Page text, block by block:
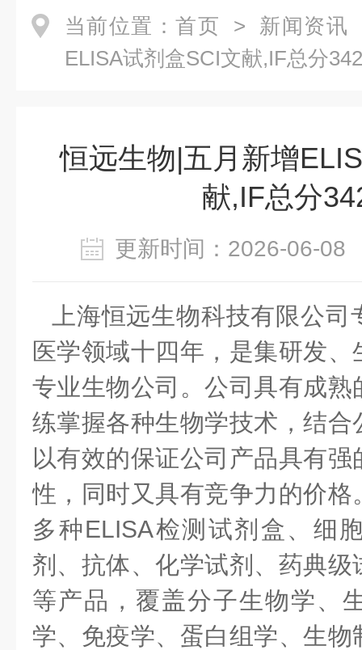
当前位置： 首页 > 新闻资讯
ELISA试剂盒SCI文献,IF总分
恒远生物|五月新增
献,IF总分
更新时间：2026-06-
上海恒远生物科技有限公
医学领域十四年，是集研发
专业生物公司。公司具有成
练掌握各种生物学技术，结
以有效的保证公司产品具有
性，同时又具有竞争力的价
多种ELISA检测试剂盒、细
剂、抗体、化学试剂、药典
等产品，覆盖分子生物学、
学、免疫学、蛋白组学、生